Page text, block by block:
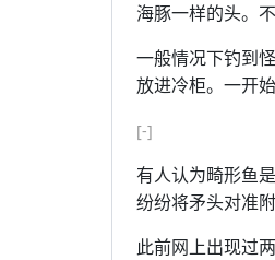
海豚一样的头。
一般情况下钓到
放进冷柜。一开
[-]
有人认为畸形鱼
纷纷将矛头对准
此前网上出现过